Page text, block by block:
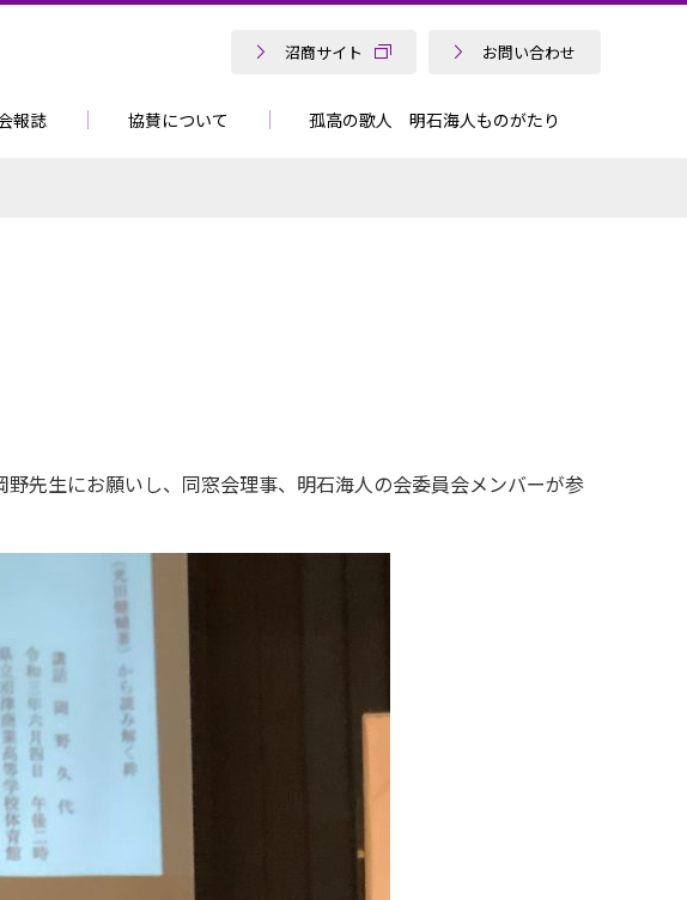
沼商サイト お問い合わせ
報誌 協賛について 孤高の歌人 明石海人ものがたり
先生にお願いし、同窓会理事、明石海人の会委員会メンバーが参